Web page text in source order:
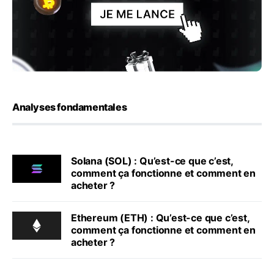
Analyses fondamentales
Solana (SOL) : Qu’est-ce que c’est,
comment ça fonctionne et comment en
acheter ?
Ethereum (ETH) : Qu’est-ce que c’est,
comment ça fonctionne et comment en
acheter ?